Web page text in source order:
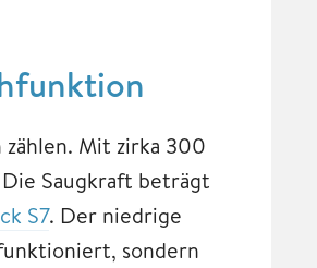
Mit zirka 300
Saugkraft beträgt
S7. Der niedrige
sondern